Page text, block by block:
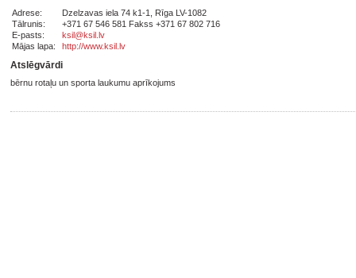
Adrese:
Dzelzavas iela 74 k1-1, Rīga LV-1082
Tālrunis:
+371 67 546 581 Fakss +371 67 802 716
E-pasts:
ksil@ksil.lv
Mājas lapa:
http://www.ksil.lv
Atslēgvārdi
bērnu rotaļu un sporta laukumu aprīkojums